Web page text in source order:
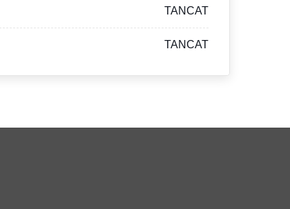
TANCAT
TANCAT